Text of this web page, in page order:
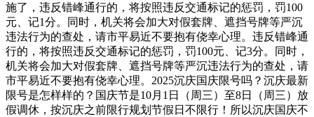
施了，违反错峰通行的，将按照违反交通标记的惩罚，罚100
元、记1分。同时，机关将会加大对假套牌、遮挡号牌等严沉
违法行为的查处，请市平易近不要抱有侥幸心理。违反错峰通
行的，将按照违反交通标记的惩罚，罚100元、记3分。同时，
机关将会加大对假套牌、遮挡号牌等严沉违法行为的查处，请
市平易近不要抱有侥幸心理。2025沉庆国庆限号吗？沉庆最新
限号是怎样样的？国庆节是10月1日（周三）至8日（周三）放
假调休，按沉庆之前限行规划节假日不限行！所以沉庆国庆不